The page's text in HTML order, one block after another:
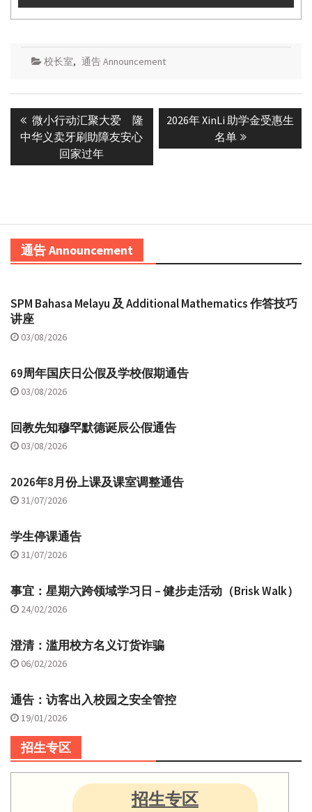
校长室, 通告 Announcement
navigation
Previous
post:
微小行动汇聚大爱 隆
中华义卖牙刷助障友安心
回家过年
Next
2026年 XinLi 助学金受惠生
名单
通告 Announcement
SPM Bahasa Melayu 及 Additional Mathematics 作答技巧
讲座
03/08/2026
69周年国庆日公假及学校假期通告
03/08/2026
回教先知穆罕默德诞辰公假通告
03/08/2026
2026年8月份上课及课室调整通告
31/07/2026
学生停课通告
31/07/2026
事宜：星期六跨领域学习日 – 健步走活动（Brisk Walk）
24/02/2026
澄清：滥用校方名义订货诈骗
06/02/2026
通告：访客出入校园之安全管控
19/01/2026
招生专区
招生专区